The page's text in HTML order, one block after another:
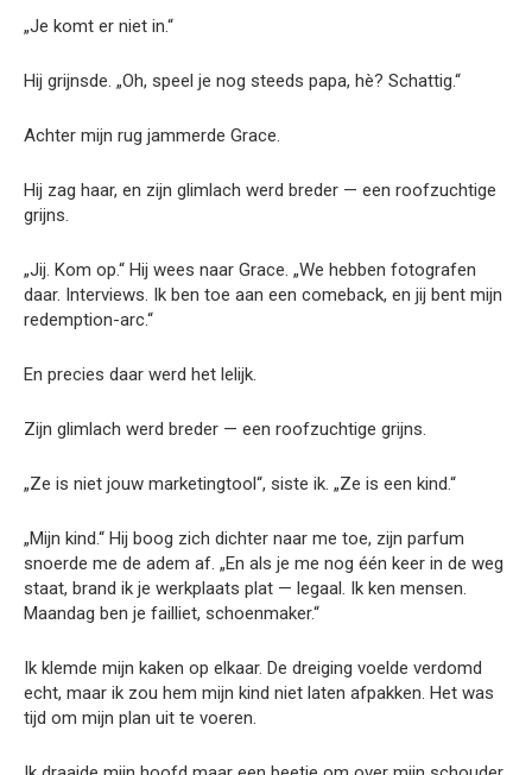
„Je komt er niet in.“
Hij grijnsde. „Oh, speel je nog steeds papa, hè? Schattig.“
Achter mijn rug jammerde Grace.
Hij zag haar, en zijn glimlach werd breder — een roofzuchtige
grijns.
„Jij. Kom op.“ Hij wees naar Grace. „We hebben fotografen
daar. Interviews. Ik ben toe aan een comeback, en jij bent mijn
redemption-arc.“
En precies daar werd het lelijk.
Zijn glimlach werd breder — een roofzuchtige grijns.
„Ze is niet jouw marketingtool“, siste ik. „Ze is een kind.“
„Mijn kind.“ Hij boog zich dichter naar me toe, zijn parfum
snoerde me de adem af. „En als je me nog één keer in de weg
staat, brand ik je werkplaats plat — legaal. Ik ken mensen.
Maandag ben je failliet, schoenmaker.“
Ik klemde mijn kaken op elkaar. De dreiging voelde verdomd
echt, maar ik zou hem mijn kind niet laten afpakken. Het was
tijd om mijn plan uit te voeren.